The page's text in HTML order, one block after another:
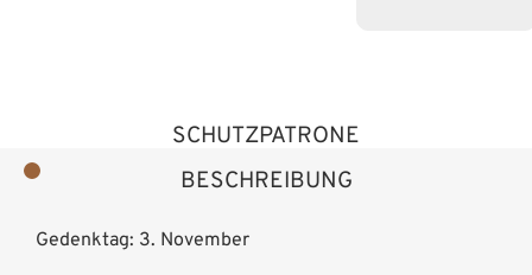
BESCHREIBUNG
SCHUTZPATRONE
Gedenktag: 3. November